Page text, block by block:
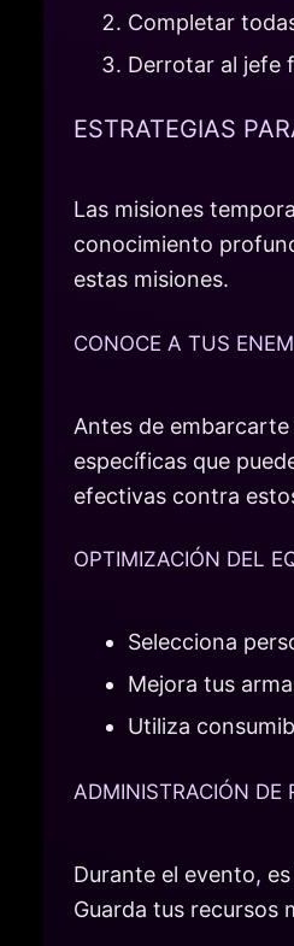
Completar
Derrotar al jefe
ESTRATEGIAS
Las misiones
conocimiento
estas misiones.
CONOCE A TUS
Antes de
específicas que
efectivas contra
OPTIMIZACIÓN DEL
Selecciona
Mejora tus
Utiliza
ADMINISTRACIÓN DE
Durante el evento,
Guarda tus recursos